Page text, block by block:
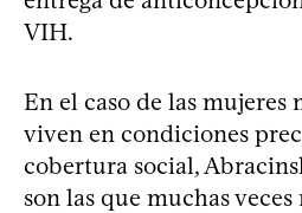
VIH.
En el caso de las mujeres
viven en condiciones
cobertura social,
son las que muchas